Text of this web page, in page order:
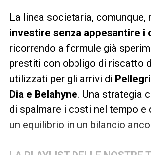
La linea societaria, comunque,
investire senza appesantire i
ricorrendo a formule già
prestiti con obbligo di riscatto
utilizzati per gli arrivi di
Dia e Belahyne. Una strategia
di spalmare i costi nel tempo e
un equilibrio in un bilancio